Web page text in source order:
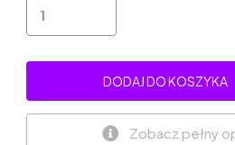
DODAJ DO KOSZYKA
Zobacz pełny